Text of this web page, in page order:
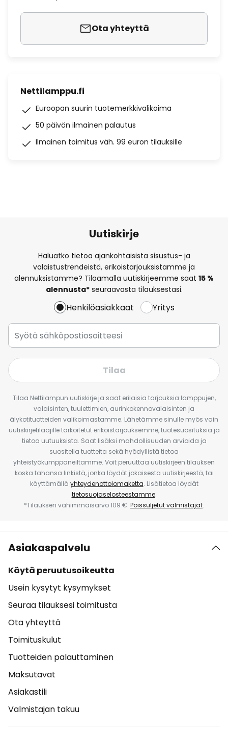
Ota yhteyttä
Nettilamppu.fi
Euroopan suurin tuotemerkkivalikoima
50 päivän ilmainen palautus
Ilmainen toimitus väh. 99 euron tilauksille
Uutiskirje
Haluatko tietoa ajankohtaisista sisustus- ja
valaistustrendeistä, erikoistarjouksistamme ja
alennuksistamme? Tilaamalla uutiskirjeemme saat 15 %
alennusta*seuraavasta tilauksestasi.
Henkilöasiakkaat Yritys
Tilaa
Tilaa Nettilampun uutiskirje ja saat erilaisia tarjouksia lamppujen,
valaisinten, tuulettimien, aurinkokennovalaisinten ja
älykotituotteiden valikoimastamme. Lähetämme sinulle myös vain
uutiskirjetilaajille tarkoitetut erikoistarjouksemme, tuotesuosituksia ja
tietoa uutuuksista. Saat lisäksi mahdollisuuden arvioida ja
suositella tuotteita sekä hyödyllistä tietoa
yhteistyökumppaneiltamme. Voit peruuttaa uutiskirjeen tilauksen
koska tahansa linkistä, jonka löydät jokaisesta uutiskirjeestä, tai
käyttämällä yhteydenottolomaketta. Lisätietoa löydät
tietosuojaselosteestamme.
*Tilauksen vähimmäisarvo 109 €. Poissuljetut valmistajat.
Asiakaspalvelu
Käytä peruutusoikeutta
Usein kysytyt kysymykset
Seuraa tilauksesi toimitusta
Ota yhteyttä
Toimituskulut
Tuotteiden palauttaminen
Maksutavat
Asiakastili
Valmistajan takuu